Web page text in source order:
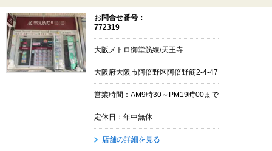
お問合せ番号：
772319
大阪メトロ御堂筋線/天王寺
大阪府大阪市阿倍野区阿倍野筋2-4-47
営業時間：AM9時30～PM19時00まで
定休日：年中無休
店舗の詳細を見る